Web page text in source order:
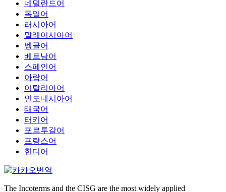
네덜란드어
독일어
러시아어
말레이시아어
벵골어
베트남어
스페인어
아랍어
이탈리아어
인도네시아어
태국어
터키어
포르투갈어
프랑스어
힌디어
The Incoterms and the CISG are the most widely applied